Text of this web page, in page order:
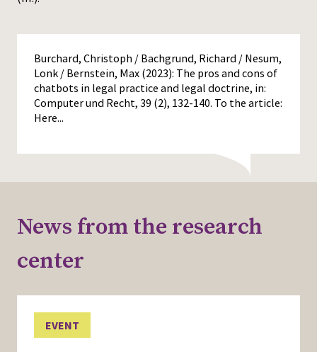
Burchard, Christoph / Bachgrund, Richard / Nesum,
Lonk / Bernstein, Max (2023): The pros and cons of
chatbots in legal practice and legal doctrine, in:
Computer und Recht, 39 (2), 132-140. To the article:
Here...
News from the research
center
EVENT